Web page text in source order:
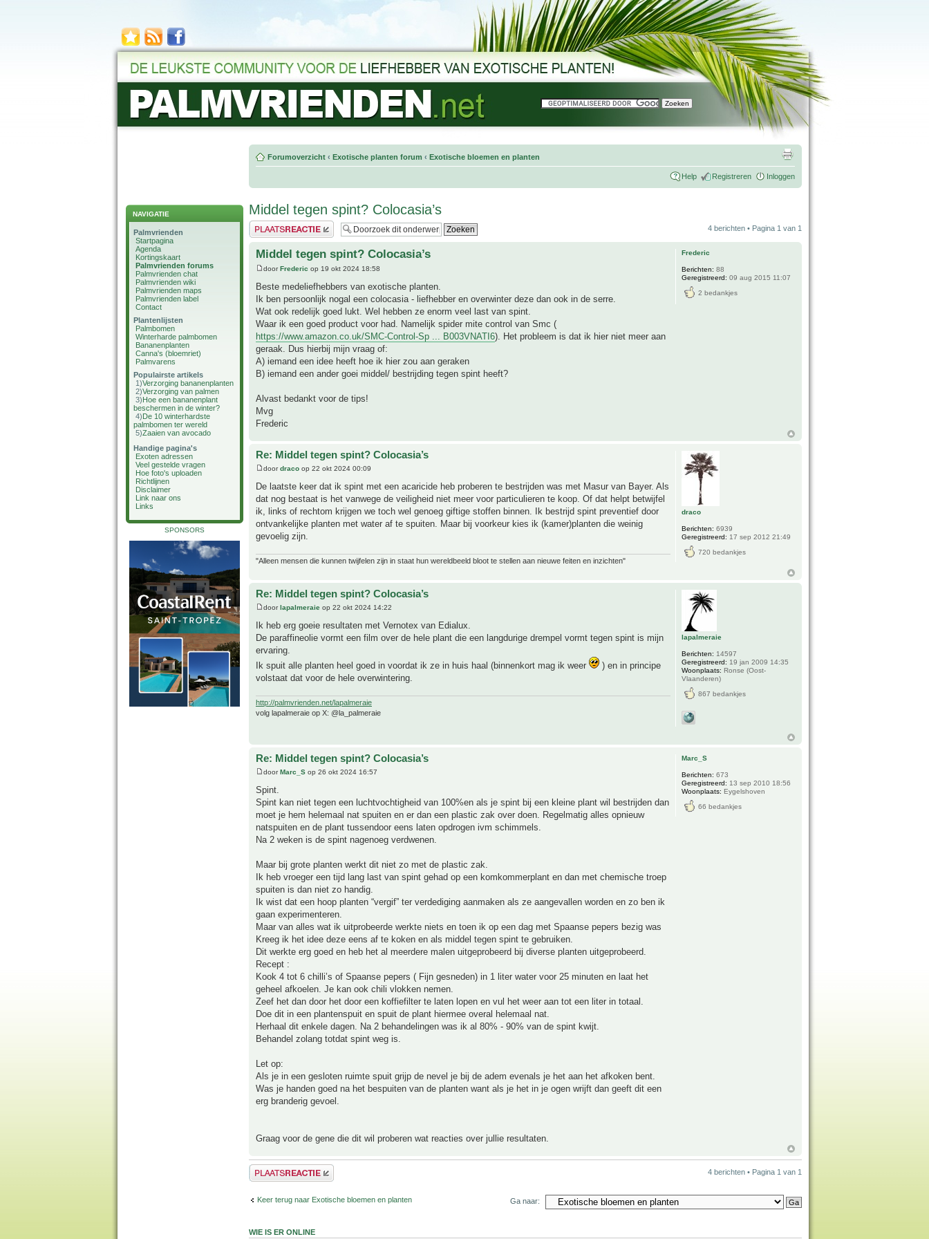
NAVIGATIE
Palmvrienden
Startpagina
Agenda
Kortingskaart
Palmvrienden forums
Palmvrienden chat
Palmvrienden wiki
Palmvrienden maps
Palmvrienden label
Contact
Plantenlijsten
Palmbomen
Winterharde palmbomen
Bananenplanten
Canna's (bloemriet)
Palmvarens
Populairste artikels
1)Verzorging bananenplanten
2)Verzorging van palmen
3)Hoe een bananenplant
beschermen in de winter?
4)De 10 winterhardste
palmbomen ter wereld
5)Zaaien van avocado
Handige pagina's
Exoten adressen
Veel gestelde vragen
Hoe foto's uploaden
Richtlijnen
Disclaimer
Link naar ons
Links
SPONSORS
Forumoverzicht ‹ Exotische planten forum ‹ Exotische bloemen en planten
Help Registreren Inloggen
Middel tegen spint? Colocasia’s
Plaats een reactie 4 berichten • Pagina 1 van 1
Middel tegen spint? Colocasia’s
doorFrederic op 19 okt 2024 18:58
Beste medeliefhebbers van exotische planten.
Ik ben persoonlijk nogal een colocasia - liefhebber en overwinter deze dan ook in de serre.
Wat ook redelijk goed lukt. Wel hebben ze enorm veel last van spint.
Waar ik een goed product voor had. Namelijk spider mite control van Smc (
https://www.amazon.co.uk/SMC-Control-Sp ... B003VNATI6). Het probleem is dat ik hier niet meer aan
geraak. Dus hierbij mijn vraag of:
A) iemand een idee heeft hoe ik hier zou aan geraken
B) iemand een ander goei middel/ bestrijding tegen spint heeft?
Alvast bedankt voor de tips!
Mvg
Frederic
Frederic
Berichten: 88
Geregistreerd: 09 aug 2015 11:07
2 bedankjes
Re: Middel tegen spint? Colocasia’s
doordraco op 22 okt 2024 00:09
De laatste keer dat ik spint met een acaricide heb proberen te bestrijden was met Masur van Bayer. Als
dat nog bestaat is het vanwege de veiligheid niet meer voor particulieren te koop. Of dat helpt betwijfel
ik, links of rechtom krijgen we toch wel genoeg giftige stoffen binnen. Ik bestrijd spint preventief door
ontvankelijke planten met water af te spuiten. Maar bij voorkeur kies ik (kamer)planten die weinig
gevoelig zijn.
"Alleen mensen die kunnen twijfelen zijn in staat hun wereldbeeld bloot te stellen aan nieuwe feiten en inzichten"
draco
Berichten: 6939
Geregistreerd: 17 sep 2012 21:49
720 bedankjes
Re: Middel tegen spint? Colocasia’s
doorlapalmeraie op 22 okt 2024 14:22
Ik heb erg goeie resultaten met Vernotex van Edialux.
De paraffineolie vormt een film over de hele plant die een langdurige drempel vormt tegen spint is mijn
ervaring.
Ik spuit alle planten heel goed in voordat ik ze in huis haal (binnenkort mag ik weer
) en in principe
volstaat dat voor de hele overwintering.
http://palmvrienden.net/lapalmeraie
volg lapalmeraie op X: @la_palmeraie
lapalmeraie
Berichten: 14597
Geregistreerd: 19 jan 2009 14:35
Woonplaats: Ronse (Oost-
Vlaanderen)
867 bedankjes
Re: Middel tegen spint? Colocasia’s
doorMarc_S op 26 okt 2024 16:57
Spint.
Spint kan niet tegen een luchtvochtigheid van 100%en als je spint bij een kleine plant wil bestrijden dan
moet je hem helemaal nat spuiten en er dan een plastic zak over doen. Regelmatig alles opnieuw
natspuiten en de plant tussendoor eens laten opdrogen ivm schimmels.
Na 2 weken is de spint nagenoeg verdwenen.
Maar bij grote planten werkt dit niet zo met de plastic zak.
Ik heb vroeger een tijd lang last van spint gehad op een komkommerplant en dan met chemische troep
spuiten is dan niet zo handig.
Ik wist dat een hoop planten “vergif” ter verdediging aanmaken als ze aangevallen worden en zo ben ik
gaan experimenteren.
Maar van alles wat ik uitprobeerde werkte niets en toen ik op een dag met Spaanse pepers bezig was
Kreeg ik het idee deze eens af te koken en als middel tegen spint te gebruiken.
Dit werkte erg goed en heb het al meerdere malen uitgeprobeerd bij diverse planten uitgeprobeerd.
Recept :
Kook 4 tot 6 chilli’s of Spaanse pepers ( Fijn gesneden) in 1 liter water voor 25 minuten en laat het
geheel afkoelen. Je kan ook chili vlokken nemen.
Zeef het dan door het door een koffiefilter te laten lopen en vul het weer aan tot een liter in totaal.
Doe dit in een plantenspuit en spuit de plant hiermee overal helemaal nat.
Herhaal dit enkele dagen. Na 2 behandelingen was ik al 80% - 90% van de spint kwijt.
Behandel zolang totdat spint weg is.
Let op:
Als je in een gesloten ruimte spuit grijp de nevel je bij de adem evenals je het aan het afkoken bent.
Was je handen goed na het bespuiten van de planten want als je het in je ogen wrijft dan geeft dit een
erg branderig gevoel.
Graag voor de gene die dit wil proberen wat reacties over jullie resultaten.
Marc_S
Berichten: 673
Geregistreerd: 13 sep 2010 18:56
Woonplaats: Eygelshoven
66 bedankjes
Plaats een reactie 4 berichten • Pagina 1 van 1
Keer terug naar Exotische bloemen en planten Ga naar:
WIE IS ER ONLINE